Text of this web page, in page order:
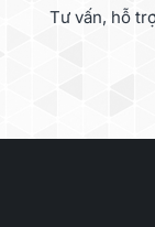
Tư vấn, hỗ